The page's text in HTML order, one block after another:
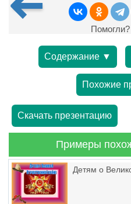
Содержание ▼
Похожие
Скачать презентацию
Примеры
Детям о